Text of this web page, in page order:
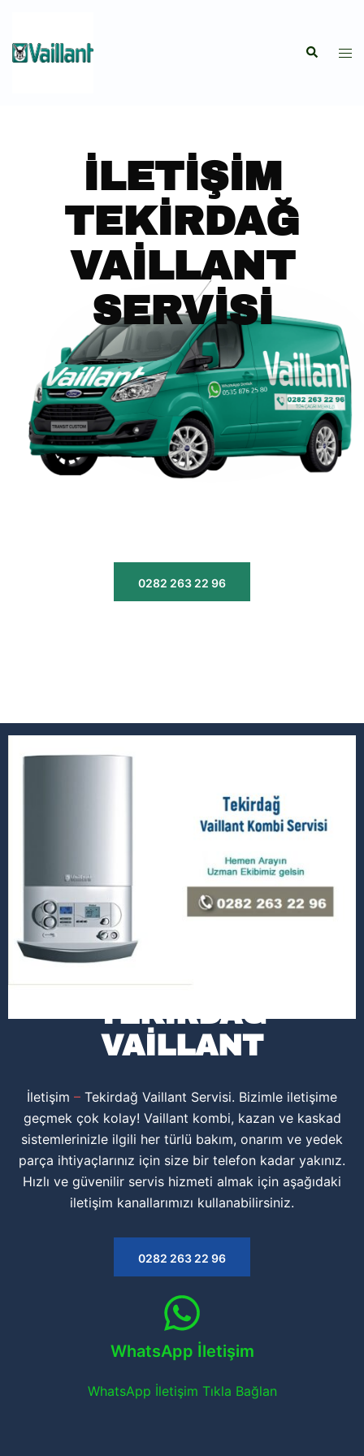
İLETIŞIM
TEKIRDAĞ
VAILLANT
SERVISI
0282 263 22 96
TEKIRDAĞ
VAILLANT
İletişim – Tekirdağ Vaillant Servisi. Bizimle iletişime
geçmek çok kolay! Vaillant kombi, kazan ve kaskad
sistemlerinizle ilgili her türlü bakım, onarım ve yedek
parça ihtiyaçlarınız için size bir telefon kadar yakınız.
Hızlı ve güvenilir servis hizmeti almak için aşağıdaki
iletişim kanallarımızı kullanabilirsiniz.
0282 263 22 96
WhatsApp İletişim
WhatsApp İletişim Tıkla Bağlan